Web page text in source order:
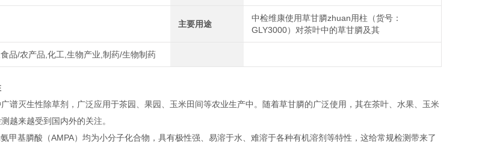
主要用途
中检维康使用草甘膦zhuan用柱（货号：
GLY3000）对茶叶中的草甘膦及其
品/农产品,化工,生物产业,制药/生物制药
谱灭生性除草剂，广泛应用于茶园、果园、玉米田间等农业生产中。随着草甘膦的广泛使用，其在茶叶、水果、玉米
越来越受到国内外的关注。
甲基膦酸（AMPA）均为小分子化合物，具有极性强、易溶于水、难溶于各种有机溶剂等特性，这给常规检测带来了